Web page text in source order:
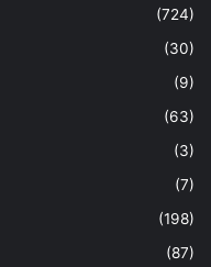
(724)
(30)
(9)
(63)
(3)
(7)
(198)
(87)